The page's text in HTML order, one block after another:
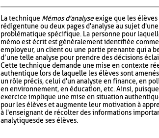
La technique Mémos d'analyseexige que les élèves
rédigent une ou deux pages d'analyse au sujet d'une
problématique spécifique. La personne pour
mémo est écrit est généralement identifiée
employeur, un client ou une partie prenante qui a
d’une telle analyse pour prendre des décisions
Cette technique demande une mise en contexte
authentique lors de laquelle les élèves sont
un rôle précis, celui d'un analyste en finance, en
en environnement, en éducation, etc. Ainsi,
exercice implique une mise en situation
pour les élèves et augmente leur motivation à
à l'enseignant de récolter des informations
analytiques de ses élèves.